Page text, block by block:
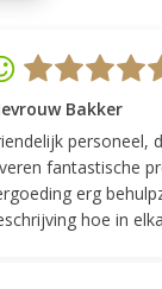
Bakker
personeel,
fantastische
erg
hoe in